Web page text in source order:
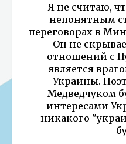
Я не считаю,
непонятным
переговорах в
Он не
отношений с
является
Украины.
Медведчуком
интересами
никакого